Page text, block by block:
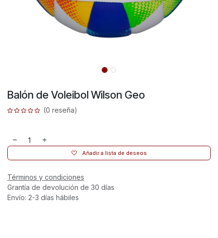
Balón de Voleibol Wilson Geo
(0 reseña)
Añadir a lista de deseos
Términos y condiciones
Grantía de devolución de 30 días
Envío: 2-3 días hábiles